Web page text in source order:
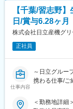
変更の範囲：
同社はイオン
の安全を守る
している食品
いブランドの
の中で今や日
質をサポート
週休2日制で
イオングルー
■会社につい
【千葉/習志野
日/賞与6.28ヶ月
株式会社日立産機グリ
正社員
仕事内容
～日立グルー
携わる仕事/ご
■職務内容：
株式会社日立
＜勤務地詳細